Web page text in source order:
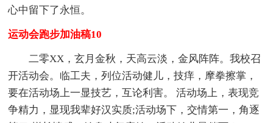
心中留下了永恒。
运动会跑步加油稿10
二零XX，玄月金秋，天高云淡，金风阵阵。我校召
开活动会。临工夫，列位活动健儿，技痒，摩拳擦掌，
要在活动场上一显技艺，互论利害。 活动场上，表现竞
争精力，显现我辈好汉实质;活动场下，交情第一，角逐